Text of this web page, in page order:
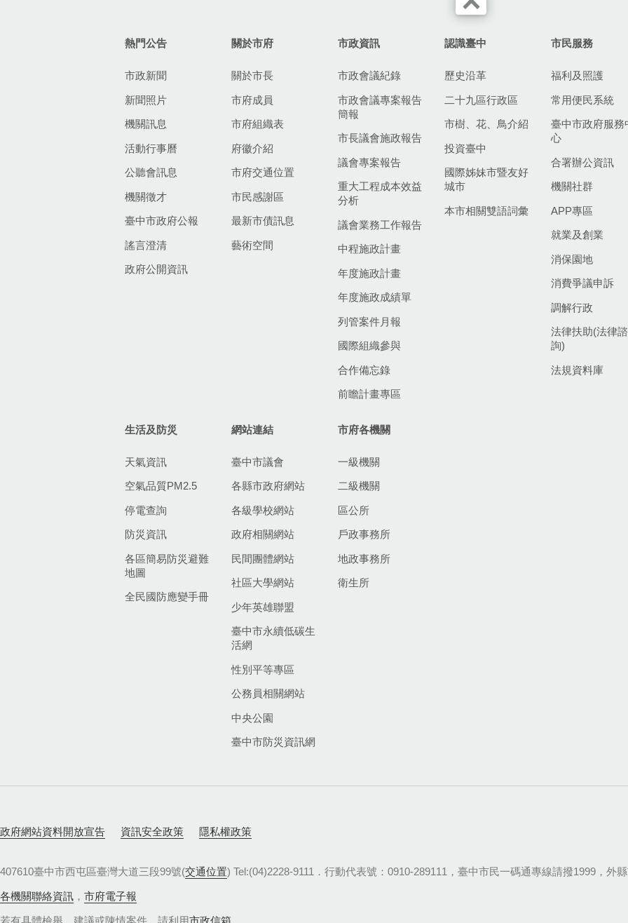
熱門公告
市政新聞
新聞照片
機關訊息
活動行事曆
公聽會訊息
機關徵才
臺中市政府公報
謠言澄清
政府公開資訊
關於市府
關於市長
市府成員
市府組織表
府徽介紹
市府交通位置
市民感謝區
最新市債訊息
藝術空間
市政資訊
市政會議紀錄
市政會議專案報告
簡報
市長議會施政報告
議會專案報告
重大工程成本效益
分析
議會業務工作報告
中程施政計畫
年度施政計畫
年度施政成績單
列管案件月報
國際組織參與
合作備忘錄
前瞻計畫專區
認識臺中
歷史沿革
二十九區行政區
市樹、花、鳥介紹
投資臺中
國際姊妹市暨友好
城市
本市相關雙語詞彙
市民服務
福利及照護
常用便民系統
臺中市政府服務
心
合署辦公資訊
機關社群
APP專區
就業及創業
消保園地
消費爭議申訴
調解行政
法律扶助(法律諮
詢)
法規資料庫
生活及防災
天氣資訊
空氣品質PM2.5
停電查詢
防災資訊
各區簡易防災避難
地圖
全民國防應變手冊
網站連結
臺中市議會
各縣市政府網站
各級學校網站
政府相關網站
民間團體網站
社區大學網站
少年英雄聯盟
臺中市永續低碳生
活網
性別平等專區
公務員相關網站
中央公園
臺中市防災資訊網
市府各機關
一級機關
二級機關
區公所
戶政事務所
地政事務所
衛生所
政府網站資料開放宣告 資訊安全政策 隱私權政策
407610臺中市西屯區臺灣大道三段99號(交通位置) Tel:(04)2228-9111．行動代表號：0910-289111，臺中市民一碼通專線請撥1999，外
各機關聯絡資訊 ， 市府電子報